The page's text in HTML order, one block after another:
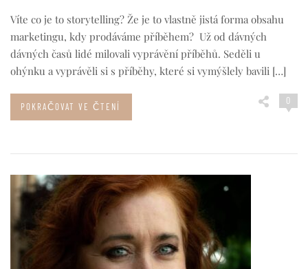
Víte co je to storytelling? Že je to vlastně jistá forma obsahu
marketingu, kdy prodáváme příběhem? Už od dávných
dávných časů lidé milovali vyprávění příběhů. Seděli u
ohýnku a vyprávěli si s příběhy, které si vymýšlely bavili […]
0
POKRAČOVAT VE ČTENÍ